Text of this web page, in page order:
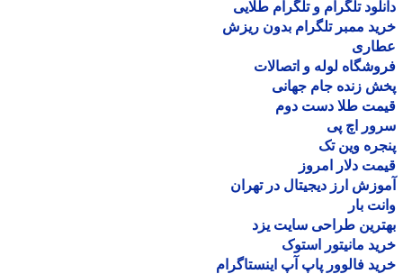
تلگرام و تلگرام طلایی
ممبر تلگرام بدون ریزش
لوله و اتصالات
زنده جام جهانی
طلا دست دوم
اچ پی
وین تک
دلار امروز
ارز دیجیتال در تهران
بار
طراحی سایت یزد
مانیتور استوک
فالوور پاپ آپ اینستاگرام